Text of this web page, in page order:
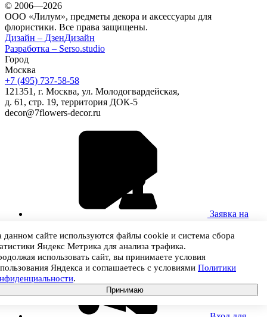
© 2006—2026
ООО «Лилум», предметы декора и аксессуары для
флористики. Все права защищены.
Дизайн – ДзенДизайн
Разработка – Serso.studio
Город
Москва
+7 (495) 737-58-58
121351, г. Москва, ул. Молодогвардейская,
д. 61, стр. 19, территория ДОК-5
decor@7flowers-decor.ru
Заявка на
данном сайте используются файлы cookie и система сбора
Яндекс Метрика для анализа трафика.
использовать сайт, вы принимаете условия
Яндекса и соглашаетесь с условиями Политики
.
Принимаю